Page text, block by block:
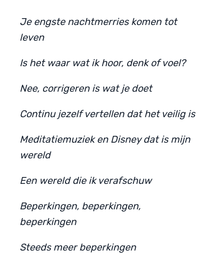
Je engste nachtmerries komen tot
leven
Is het waar wat ik hoor, denk of voel?
Nee, corrigeren is wat je doet
Continu jezelf vertellen dat het veilig is
Meditatiemuziek en Disney dat is mijn
wereld
Een wereld die ik verafschuw
Beperkingen, beperkingen,
beperkingen
Steeds meer beperkingen